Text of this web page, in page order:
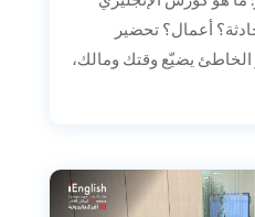
أعمال؟ تحضير
الخاطئ يضيّع وقتك ومالك،